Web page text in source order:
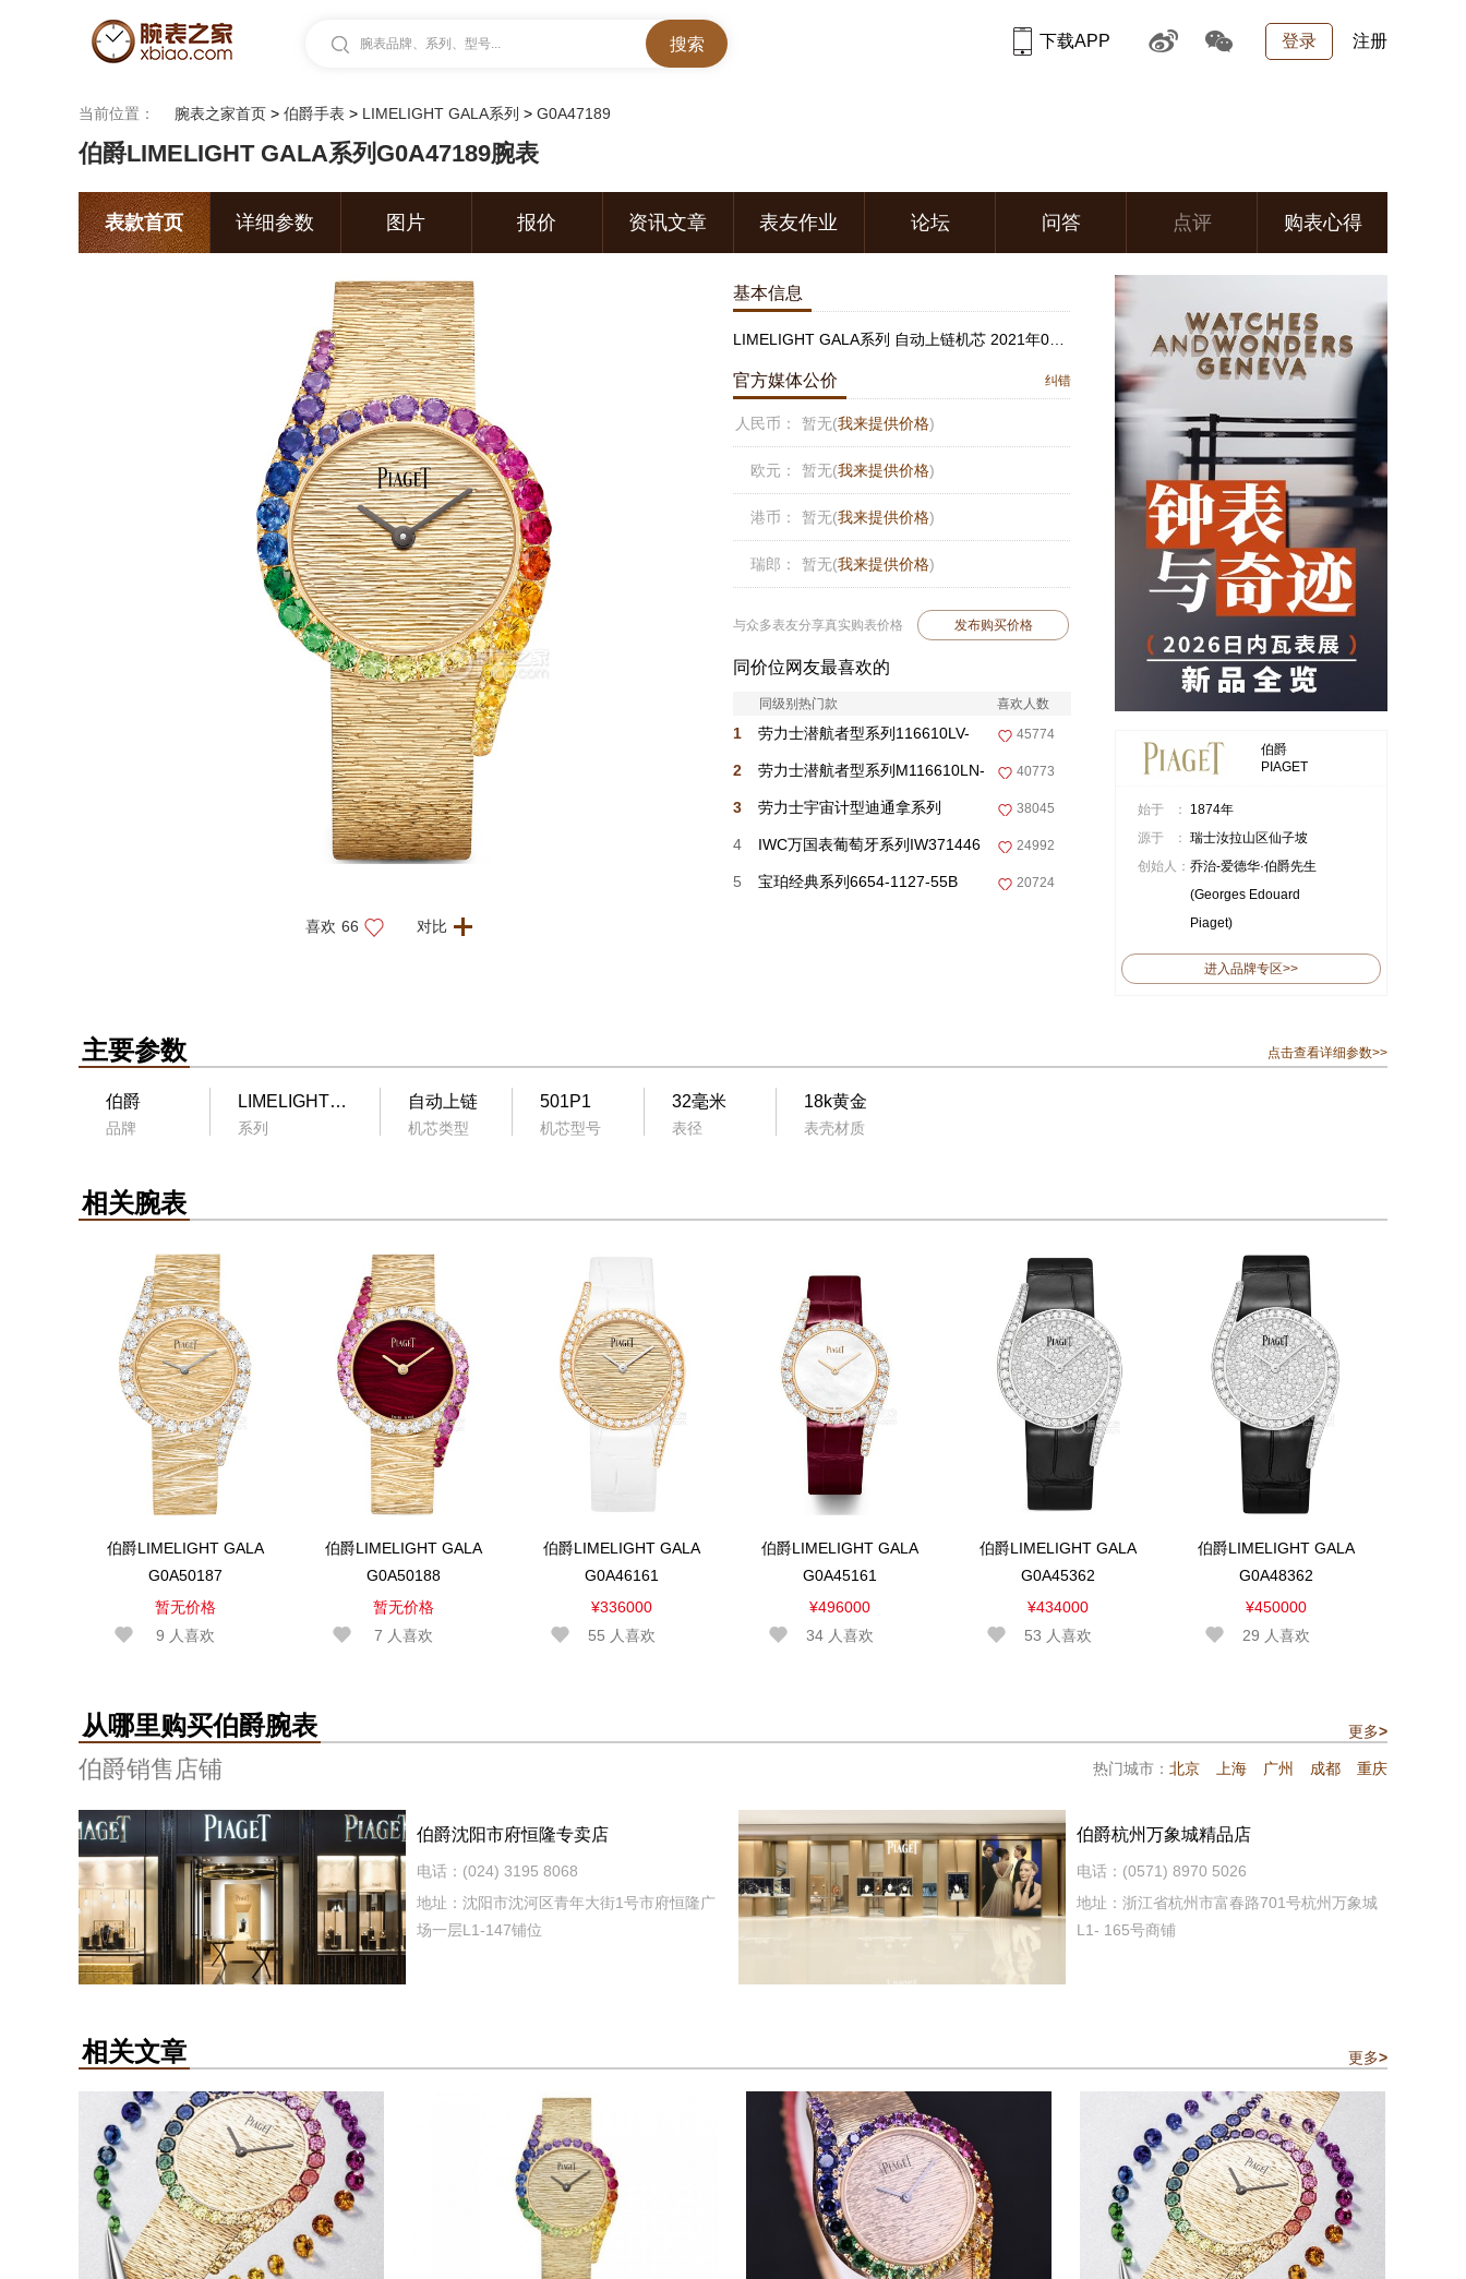
腕表品牌、系列、型号... 登录 注册
下载APP
当前位置： 腕表之家首页 > 伯爵手表 > LIMELIGHT GALA系列 > G0A47189
伯爵LIMELIGHT GALA系列G0A47189腕表
表款首页 详细参数 图片 报价 资讯文章 表友作业 论坛 问答 点评 购表心得
喜欢 66 对比
基本信息
官方媒体公价 纠错
人民币： 暂无(我来提供价格)
欧元： 暂无(我来提供价格)
港币： 暂无(我来提供价格)
瑞郎： 暂无(我来提供价格)
与众多表友分享真实购表价格 发布购买价格
同价位网友最喜欢的
同级别热门款 喜欢人数
1 劳力士潜航者型系列116610LV-
0002 绿盘
45774
2 劳力士潜航者型系列M116610LN-
0001 黑盘
40773
3 劳力士宇宙计型迪通拿系列
m116500ln-0001
38045
4 IWC万国表葡萄牙系列IW371446 24992
5 宝珀经典系列6654-1127-55B 20724
伯爵
PIAGET
始于 ：
1874年
源于 ： 瑞士汝拉山区仙子坡
创始人： 乔治-爱德华·伯爵先生
(Georges Edouard
Piaget)
进入品牌专区>>
主要参数 点击查看详细参数>>
伯爵
品牌
LIMELIGHT GALA
系列
自动上链
机芯类型
501P1
机芯型号
32毫米
表径
18k黄金
表壳材质
相关腕表
伯爵LIMELIGHT GALA
G0A50187
暂无价格
9 人喜欢
伯爵LIMELIGHT GALA
G0A50188
暂无价格
7 人喜欢
伯爵LIMELIGHT GALA
G0A46161
¥336000
55 人喜欢
伯爵LIMELIGHT GALA
G0A45161
¥496000
34人喜欢
伯爵LIMELIGHT GALA
G0A45362
¥434000
53 人喜欢
伯爵LIMELIGHT GALA
G0A48362
¥450000
29 人喜欢
从哪里购买伯爵腕表 更多>
伯爵销售店铺 热门城市： 北京 上海 广州 成都 重庆
伯爵沈阳市府恒隆专卖店
电话：(024) 3195 8068
地址：沈阳市沈河区青年大街1号市府恒隆广
场一层L1-147铺位
伯爵杭州万象城精品店
电话：(0571) 8970 5026
地址：浙江省杭州市富春路701号杭州万象城
L1- 165号商铺
相关文章 更多>